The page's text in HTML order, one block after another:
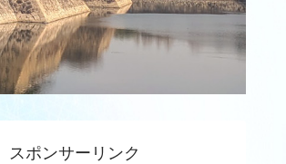
スポンサーリンク